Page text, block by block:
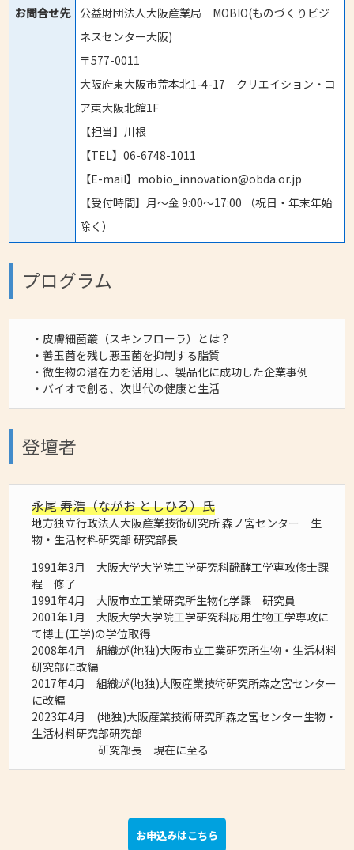
お問合せ先
公益財団法人大阪産業局 MOBIO(ものづくりビジ
ネスセンター大阪)
〒577-0011
大阪府東大阪市荒本北1-4-17 クリエイション・コ
ア東大阪北館1F
【担当】川根
【TEL】06-6748-1011
【E-mail】mobio_innovation@obda.or.jp
【受付時間】月〜金 9:00〜17:00 （祝日・年末年始
除く）
プログラム
・皮膚細菌叢（スキンフローラ）とは？
・善玉菌を残し悪玉菌を抑制する脂質
・微生物の潜在力を活用し、製品化に成功した企業事例
・バイオで創る、次世代の健康と生活
登壇者
永尾 寿浩（ながお としひろ）氏
地方独立行政法人大阪産業技術研究所 森ノ宮センター 生
物・生活材料研究部 研究部長
1991年3月 大阪大学大学院工学研究科醗酵工学専攻修士課
程 修了
1991年4月 大阪市立工業研究所生物化学課 研究員
2001年1月 大阪大学大学院工学研究科応用生物工学専攻に
て博士(工学)の学位取得
2008年4月 組織が(地独)大阪市立工業研究所生物・生活材料
研究部に改編
2017年4月 組織が(地独)大阪産業技術研究所森之宮センター
に改編
2023年4月 (地独)大阪産業技術研究所森之宮センター生物・
生活材料研究部研究部
研究部長 現在に至る
お申込みはこちら